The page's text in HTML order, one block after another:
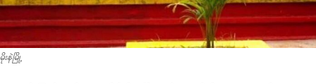
မိုးနဲမြို့